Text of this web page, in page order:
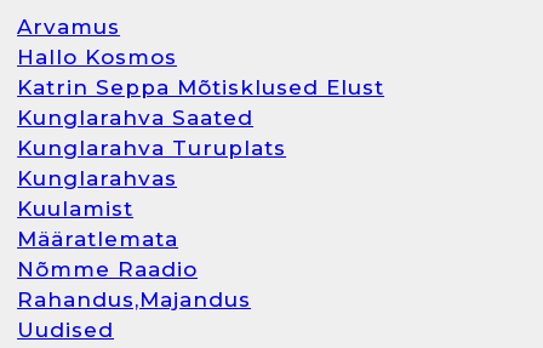
1
2
Kunglarahva Turuplats
Arvamus
Hallo Kosmos
Katrin Seppa Mõtisklused Elust
Kunglarahva Saated
Kunglarahva Turuplats
Kunglarahvas
Kuulamist
Määratlemata
Nõmme Raadio
Rahandus,Majandus
Uudised